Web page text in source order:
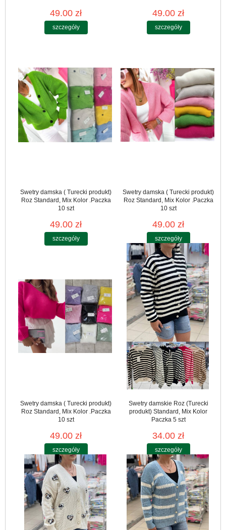
49.00 zł
szczegóły
49.00 zł
szczegóły
Swetry damska ( Turecki produkt)
Roz Standard, Mix Kolor .Paczka
10 szt
49.00 zł
szczegóły
Swetry damska ( Turecki produkt)
Roz Standard, Mix Kolor .Paczka
10 szt
49.00 zł
szczegóły
Swetry damska ( Turecki produkt)
Roz Standard, Mix Kolor .Paczka
10 szt
49.00 zł
szczegóły
Swetry damskie Roz (Turecki
produkt) Standard, Mix Kolor
Paczka 5 szt
34.00 zł
szczegóły